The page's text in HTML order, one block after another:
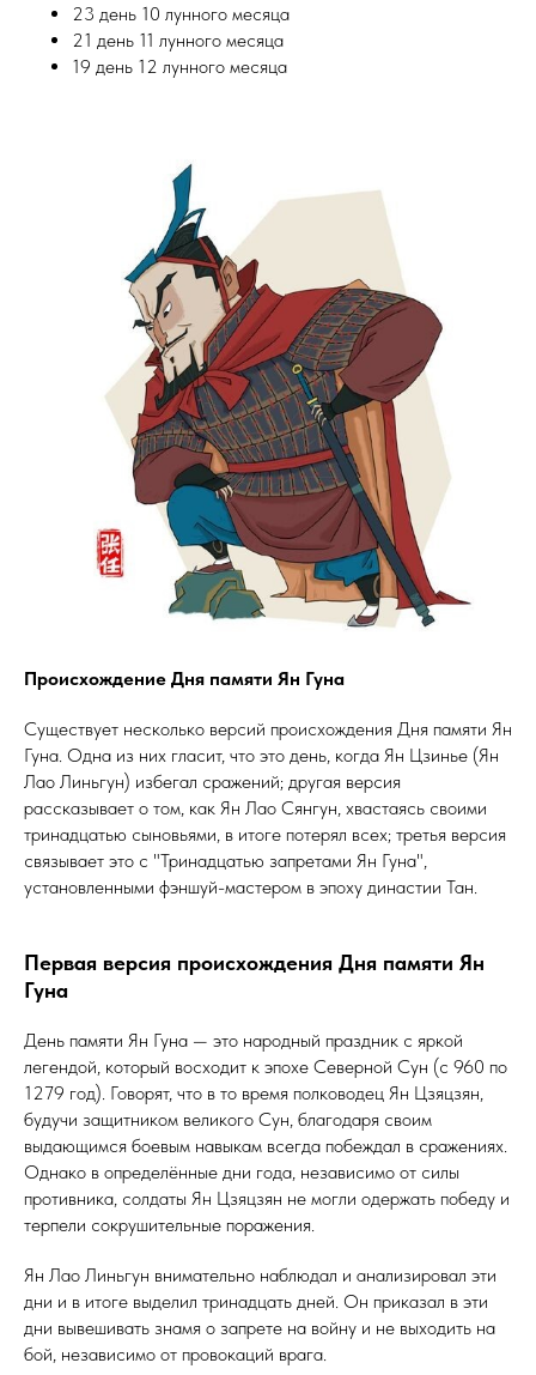
23 день 10 лунного месяца
21 день 11 лунного месяца
19 день 12 лунного месяца
Происхождение Дня памяти Ян Гуна
Существует несколько версий происхождения Дня памяти Ян
Гуна. Одна из них гласит, что это день, когда Ян Цзинье (Ян
Лао Линьгун) избегал сражений; другая версия
рассказывает о том, как Ян Лао Сянгун, хвастаясь своими
тринадцатью сыновьями, в итоге потерял всех; третья версия
связывает это с "Тринадцатью запретами Ян Гуна",
установленными фэншуй-мастером в эпоху династии Тан.
Первая версия происхождения Дня памяти Ян
Гуна
День памяти Ян Гуна — это народный праздник с яркой
легендой, который восходит к эпохе Северной Сун (с 960 по
1279 год). Говорят, что в то время полководец Ян Цзяцзян,
будучи защитником великого Сун, благодаря своим
выдающимся боевым навыкам всегда побеждал в сражениях.
Однако в определённые дни года, независимо от силы
противника, солдаты Ян Цзяцзян не могли одержать победу и
терпели сокрушительные поражения.
Ян Лао Линьгун внимательно наблюдал и анализировал эти
дни и в итоге выделил тринадцать дней. Он приказал в эти
дни вывешивать знамя о запрете на войну и не выходить на
бой, независимо от провокаций врага.